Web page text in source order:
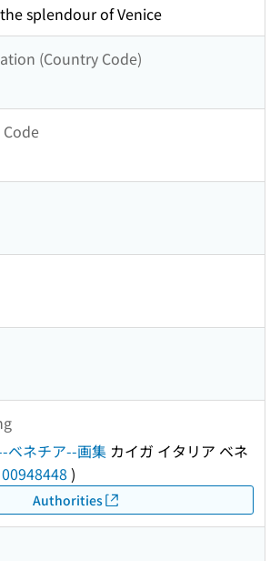
splendour of Venice
(Country Code)
ベネチア--画集 カイガ イタリア ベネ
00948448 )
Authorities